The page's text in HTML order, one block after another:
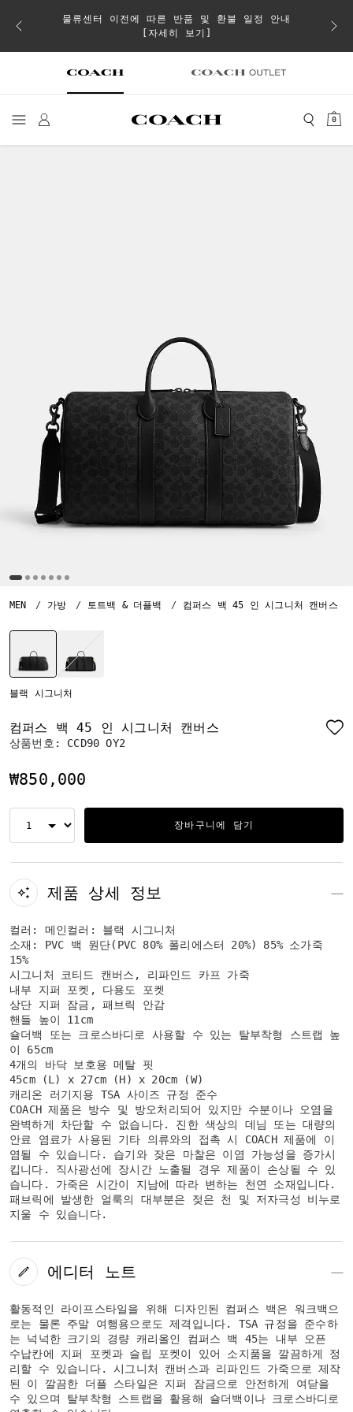
로 더
물류센터 이전에 따른 반품 및 환불 일정 안내
[자세히 보기]
일부
0
MEN 가방 토트백 & 더플백 컴퍼스 백 45 인 시그니처 캔버스
블랙 시그니처
컴퍼스 백 45 인 시그니처 캔버스
상품번호: CCD90 OY2
₩850,000
장바구니에 담기
제품 상세 정보
컬러: 메인컬러: 블랙 시그니처
소재: PVC 백 원단(PVC 80% 폴리에스터 20%) 85% 소가죽
15%
시그니처 코티드 캔버스, 리파인드 카프 가죽
내부 지퍼 포켓, 다용도 포켓
상단 지퍼 잠금, 패브릭 안감
핸들 높이 11cm
숄더백 또는 크로스바디로 사용할 수 있는 탈부착형 스트랩 높
이 65cm
4개의 바닥 보호용 메탈 핏
45cm (L) x 27cm (H) x 20cm (W)
캐리온 러기지용 TSA 사이즈 규정 준수
COACH 제품은 방수 및 방오처리되어 있지만 수분이나 오염을
완벽하게 차단할 수 없습니다. 진한 색상의 데님 또는 대량의
안료 염료가 사용된 기타 의류와의 접촉 시 COACH 제품에 이
염될 수 있습니다. 습기와 잦은 마찰은 이염 가능성을 증가시
킵니다. 직사광선에 장시간 노출될 경우 제품이 손상될 수 있
습니다. 가죽은 시간이 지남에 따라 변하는 천연 소재입니다.
패브릭에 발생한 얼룩의 대부분은 젖은 천 및 저자극성 비누로
지울 수 있습니다.
에디터 노트
활동적인 라이프스타일을 위해 디자인된 컴퍼스 백은 워크백으
로는 물론 주말 여행용으로도 제격입니다. TSA 규정을 준수하
는 넉넉한 크기의 경량 캐리올인 컴퍼스 백 45는 내부 오픈
수납칸에 지퍼 포켓과 슬립 포켓이 있어 소지품을 깔끔하게 정
리할 수 있습니다. 시그니처 캔버스과 리파인드 가죽으로 제작
된 이 깔끔한 더플 스타일은 지퍼 잠금으로 안전하게 여닫을
수 있으며 탈부착형 스트랩을 활용해 숄더백이나 크로스바디로